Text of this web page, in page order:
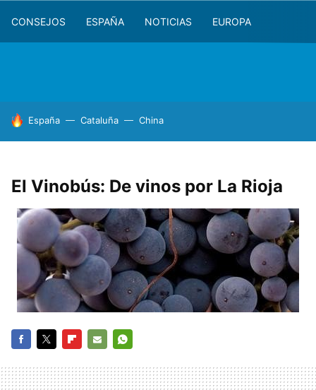
CONSEJOS ESPAÑA NOTICIAS EUROPA
HOY SE HABLA DE
España Cataluña China
El Vinobús: De vinos por La Rioja
MAIL